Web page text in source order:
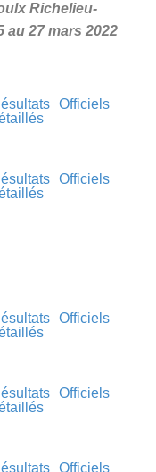
Richelieu-
au 27 mars 2022
Officiels
Officiels
Officiels
Officiels
Officiels